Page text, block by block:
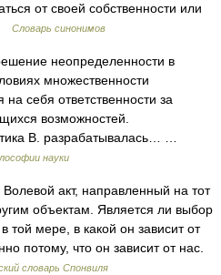
от своей собственности или
Словарь синонимов
неопределенности в
множественности
себя ответственности за
возможностей.
В. разрабатывалась… …
науки
акт, направленный на тот
объектам. Является ли выбор
той мере, в какой он зависит от
потому, что он зависит от нас.
словарь Спонвиля